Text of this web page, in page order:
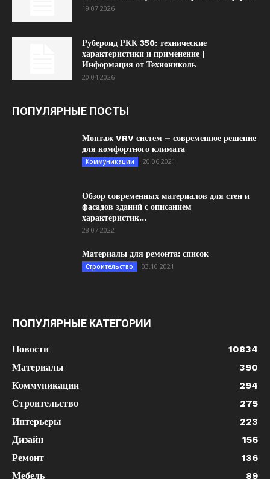
19.07.2026
Рубероид РКК 350: технические
характеристики и применение |
Информация от Технониколь
20.04.2026
ПОПУЛЯРНЫЕ ПОСТЫ
Монтаж VRV систем – современное решение
для комфортного климата
Коммуникации 20.06.2021
Обзор современных материалов для стен и
фасадов зданий с описанием
характеристик...
28.07.2022
Материалы для ремонта: список
Строительство 03.10.2021
ПОПУЛЯРНЫЕ КАТЕГОРИИ
Новости
10834
Материалы
390
Коммуникации
294
Строительство
275
Интерьеры
223
Дизайн
156
Ремонт
136
Мебель
89